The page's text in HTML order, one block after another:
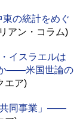
東の統計をめぐ
アン・コラム)
イスラエルは
か――米国世論の
エア)
共同事業」――